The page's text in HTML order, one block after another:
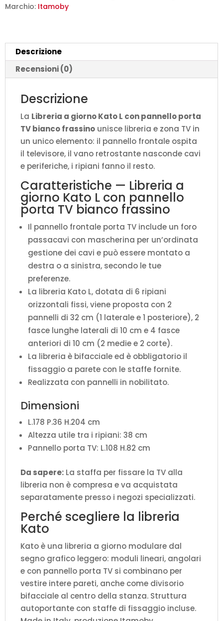
con
TV
bianco
frassino
L.178
H.204
quantità
Marchio: Itamoby
Descrizione
Recensioni (0)
Descrizione
La Libreria a giorno Kato L con pannello porta
TV bianco frassino unisce libreria e zona TV in
un unico elemento: il pannello frontale ospita
il televisore, il vano retrostante nasconde cavi
e periferiche, i ripiani fanno il resto.
Caratteristiche — Libreria a
giorno Kato L con pannello
porta TV bianco frassino
Il pannello frontale porta TV include un foro
passacavi con mascherina per un’ordinata
gestione dei cavi e può essere montato a
destra o a sinistra, secondo le tue
preferenze.
La libreria Kato L, dotata di 6 ripiani
orizzontali fissi, viene proposta con 2
pannelli di 32 cm (1 laterale e 1 posteriore), 2
fasce lunghe laterali di 10 cm e 4 fasce
anteriori di 10 cm (2 medie e 2 corte).
La libreria è bifacciale ed è obbligatorio il
fissaggio a parete con le staffe fornite.
Realizzata con pannelli in nobilitato.
Dimensioni
L.178 P.36 H.204 cm
Altezza utile tra i ripiani: 38 cm
Pannello porta TV: L.108 H.82 cm
Da sapere: La staffa per fissare la TV alla
libreria non è compresa e va acquistata
separatamente presso i negozi specializzati.
Perché scegliere la libreria
Kato
Kato è una libreria a giorno modulare dal
segno grafico leggero: moduli lineari, angolari
e con pannello porta TV si combinano per
vestire intere pareti, anche come divisorio
bifacciale al centro della stanza. Struttura
autoportante con staffe di fissaggio incluse.